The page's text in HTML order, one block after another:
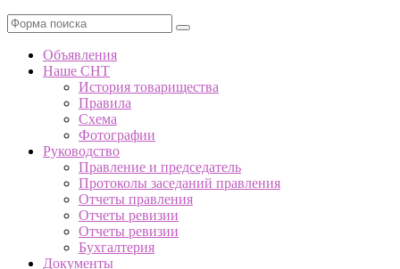
Поиск
Объявления
Наше СНТ
История товарищества
Правила
Схема
Фотографии
Руководство
Правление и председатель
Протоколы заседаний правления
Отчеты правления
Отчеты ревизии
Отчеты ревизии
Бухгалтерия
Документы